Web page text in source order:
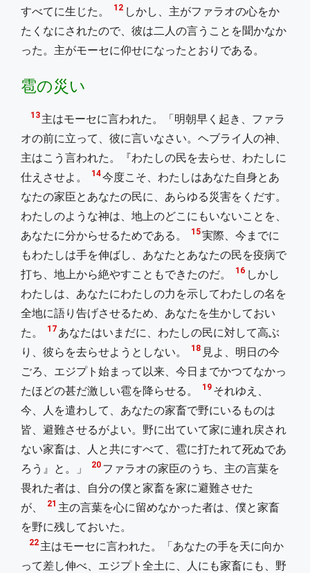
すべてに生じた。
12 しかし、主がファラオの心をか
たくなにされたので、彼は二人の言うことを聞かなか
った。主がモーセに仰せになったとおりである。
雹の災い
13 主はモーセに言われた。「明朝早く起き、ファラ
オの前に立って、彼に言いなさい。ヘブライ人の神、
主はこう言われた。『わたしの民を去らせ、わたしに
仕えさせよ。
14今度こそ、わたしはあなた自身とあ
なたの家臣とあなたの民に、あらゆる災害をくだす。
わたしのような神は、地上のどこにもいないことを、
あなたに分からせるためである。
15実際、今までに
もわたしは手を伸ばし、あなたとあなたの民を疫病で
打ち、地上から絶やすこともできたのだ。
16 しかし
わたしは、あなたにわたしの力を示してわたしの名を
全地に語り告げさせるため、あなたを生かしておい
た。
17 あなたはいまだに、わたしの民に対して高ぶ
り、彼らを去らせようとしない。
18 見よ、明日の今
ごろ、エジプト始まって以来、今日までかつてなかっ
たほどの甚だ激しい雹を降らせる。
19 それゆえ、
今、人を遣わして、あなたの家畜で野にいるものは
皆、避難させるがよい。野に出ていて家に連れ戻され
ない家畜は、人と共にすべて、雹に打たれて死ぬであ
ろう』と。」
20 ファラオの家臣のうち、主の言葉を
畏れた者は、自分の僕と家畜を家に避難させた
が、
21 主の言葉を心に留めなかった者は、僕と家畜
を野に残しておいた。
22 主はモーセに言われた。「あなたの手を天に向か
って差し伸べ、エジプト全土に、人にも家畜にも、野